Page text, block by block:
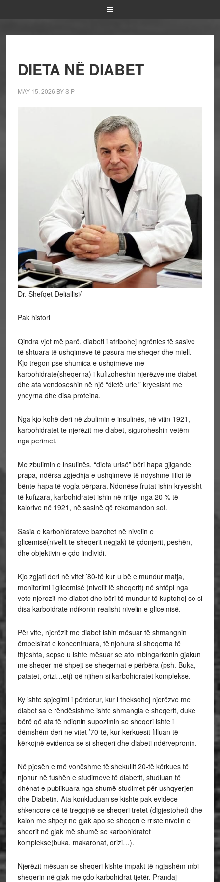
DIETA NË DIABET
MAY 15, 2026 BYS P
Dr. Shefqet Deliallisi/
Pak histori
Qindra vjet më parë, diabeti i atribohej ngrënies të sasive
të shtuara të ushqimeve të pasura me sheqer dhe miell.
Kjo tregon pse shumica e ushqimeve me
karbohidrate(sheqerna) i kufizoheshin njerëzve me diabet
dhe ata vendoseshin në një “dietë urie,” kryesisht me
yndyrna dhe disa proteina.
Nga kjo kohë deri në zbulimin e insulinës, në vitin 1921,
karbohidratet te njerëzit me diabet, siguroheshin vetëm
nga perimet.
Me zbulimin e insulinës, “dieta urisë” bëri hapa gjigande
prapa, ndërsa zgjedhja e ushqimeve të ndyshme filloi të
bënte hapa të vogla përpara. Ndonëse frutat ishin kryesisht
të kufizara, karbohidratet ishin në rritje, nga 20 % të
kalorive në 1921, në sasinë që rekomandon sot.
Sasia e karbohidrateve bazohet në nivelin e
glicemisë(nivelit te sheqerit nëgjak) të çdonjerit, peshën,
dhe objektivin e çdo lindividi.
Kjo zgjati deri në vitet ’80-të kur u bë e mundur matja,
monitorimi i glicemisë (nivelit të sheqerit) në shtëpi nga
vete njerezit me diabet dhe bëri të mundur të kuptohej se si
disa karboidrate ndikonin realisht nivelin e glicemisë.
Për vite, njerëzit me diabet ishin mësuar të shmangnin
ëmbelsirat e koncentruara, të njohura si sheqerna të
thjeshta, sepse u ishte mësuar se ato mbingarkonin gjakun
me sheqer më shpejt se sheqernat e përbëra (psh. Buka,
patatet, orizi…etj) që njihen si karbohidratet komplekse.
Ky ishte spjegimi i përdorur, kur i theksohej njerëzve me
diabet sa e rëndësishme ishte shmangia e sheqerit, duke
bërë që ata të ndiqnin supozimin se sheqeri ishte i
dëmshëm deri ne vitet ’70-të, kur kerkuesit filluan të
kërkojnë evidenca se si sheqeri dhe diabeti ndërvepronin.
Në pjesën e më vonëshme të shekullit 20-të kërkues të
njohur në fushën e studimeve të diabetit, studiuan të
dhënat e publikuara nga shumë studimet për ushqyerjen
dhe Diabetin. Ata konkluduan se kishte pak evidece
shkencore që të tregojnë se sheqeri tretet (digjestohet) dhe
kalon më shpejt në gjak apo se sheqeri e rriste nivelin e
shqerit në gjak më shumë se karbohidratet
komplekse(buka, makaronat, orizi…).
Njerëzit mësuan se sheqeri kishte impakt të ngjashëm mbi
sheqerin në gjak me çdo karbohidrat tjetër. Prandaj